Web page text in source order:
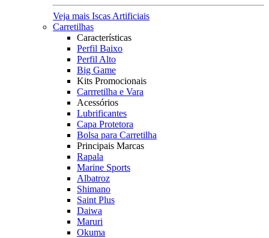
Veja mais Iscas Artificiais
Carretilhas
Características
Perfil Baixo
Perfil Alto
Big Game
Kits Promocionais
Carrretilha e Vara
Acessórios
Lubrificantes
Capa Protetora
Bolsa para Carretilha
Principais Marcas
Rapala
Marine Sports
Albatroz
Shimano
Saint Plus
Daiwa
Maruri
Okuma